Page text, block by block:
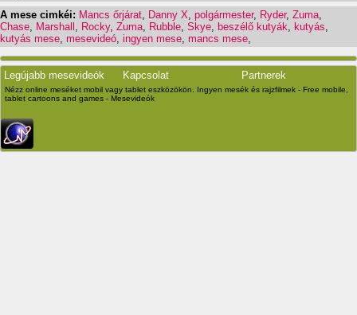
A mese cimkéi: Mancs őrjárat Danny X polgármester, Ryder, Zuma
Chase Marshall Rocky, Zuma Rubble Skye beszélő kutyák kutyás
kutyás mese mesevideó ingyen mese mancs mese
Legújabb mesevideók Kapcsolat Partnerek
Nézz online meséket mobil vagy tablet eszközökön. Ingyen mesék és rajzfilmek - Free mobile,
tablet cartoons and games - Mesevideók